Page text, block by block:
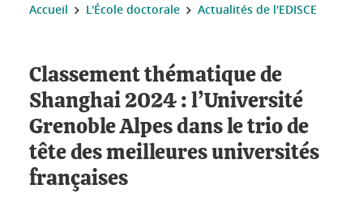
Vous êtes ici :
Accueil L'École doctorale Actualités de l'EDISCE
Classement thématique de
Shanghai 2024 : l’Université
Grenoble Alpes dans le trio de
tête des meilleures universités
françaises